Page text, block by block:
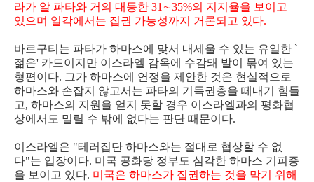
라가 알 파타와 거의 대등한 31∼35%의 지지율을 보이고
있으며 일각에서는 집권 가능성까지 거론되고 있다.
바르구티는 파타가 하마스에 맞서 내세울 수 있는 유일한 `
젊은' 카드이지만 이스라엘 감옥에 수감돼 발이 묶여 있는
형편이다. 그가 하마스에 연정을 제안한 것은 현실적으로
하마스와 손잡지 않고서는 파타의 기득권층을 떼내기 힘들
고, 하마스의 지원을 얻지 못할 경우 이스라엘과의 평화협
상에서도 밀릴 수 밖에 없다는 판단 때문이다.
이스라엘은 "테러집단 하마스와는 절대로 협상할 수 없
다"는 입장이다. 미국 공화당 정부도 심각한 하마스 기피증
을 보이고 있다. 미국은 하마스가 집권하는 것을 막기 위해